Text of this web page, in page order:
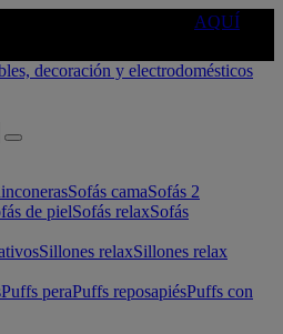
AQUÍ
Sofás camaSofás 2
de pielSofás relaxSofás
Sillones relaxSillones relax
Puffs peraPuffs reposapiésPuffs con